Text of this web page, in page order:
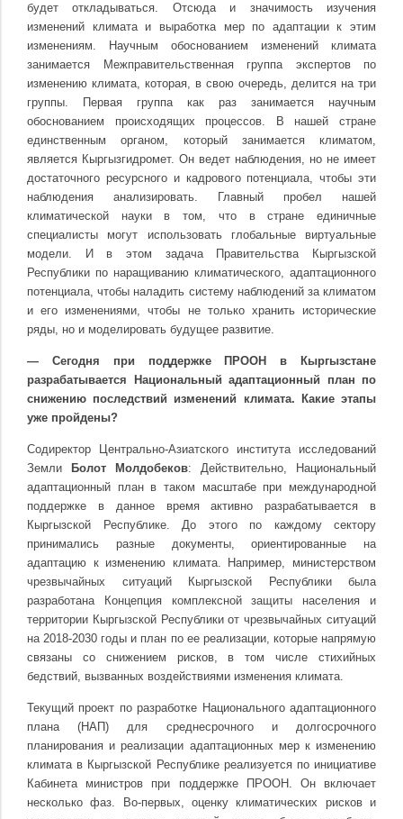
будет откладываться. Отсюда и значимость изучения
изменений климата и выработка мер по адаптации к этим
изменениям. Научным обоснованием изменений климата
занимается Межправительственная группа экспертов по
изменению климата, которая, в свою очередь, делится на три
группы. Первая группа как раз занимается научным
обоснованием происходящих процессов. В нашей стране
единственным органом, который занимается климатом,
является Кыргызгидромет. Он ведет наблюдения, но не имеет
достаточного ресурсного и кадрового потенциала, чтобы эти
наблюдения анализировать. Главный пробел нашей
климатической науки в том, что в стране единичные
специалисты могут использовать глобальные виртуальные
модели. И в этом задача Правительства Кыргызской
Республики по наращиванию климатического, адаптационного
потенциала, чтобы наладить систему наблюдений за климатом
и его изменениями, чтобы не только хранить исторические
ряды, но и моделировать будущее развитие.
— Сегодня при поддержке ПРООН в Кыргызстане
разрабатывается Национальный адаптационный план по
снижению последствий изменений климата. Какие этапы
уже пройдены?
Содиректор Центрально-Азиатского института исследований
Земли
Болот Молдобеков: Действительно, Национальный
адаптационный план в таком масштабе при международной
поддержке в данное время активно разрабатывается в
Кыргызской Республике. До этого по каждому сектору
принимались разные документы, ориентированные на
адаптацию к изменению климата. Например, министерством
чрезвычайных ситуаций Кыргызской Республики была
разработана Концепция комплексной защиты населения и
территории Кыргызской Республики от чрезвычайных ситуаций
на 2018-2030 годы и план по ее реализации, которые напрямую
связаны со снижением рисков, в том числе стихийных
бедствий, вызванных воздействиями изменения климата.
Текущий проект по разработке Национального адаптационного
плана (НАП) для среднесрочного и долгосрочного
планирования и реализации адаптационных мер к изменению
климата в Кыргызской Республике реализуется по инициативе
Кабинета министров при поддержке ПРООН. Он включает
несколько фаз. Во-первых, оценку климатических рисков и